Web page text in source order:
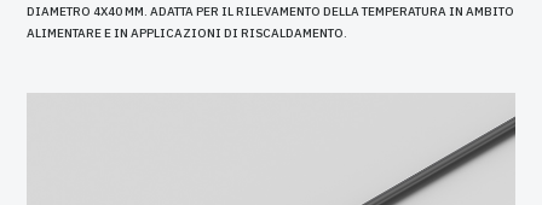
DIAMETRO 4X40 MM. ADATTA PER IL RILEVAMENTO DELLA TEMPERATURA IN AMBITO
ALIMENTARE E IN APPLICAZIONI DI RISCALDAMENTO.